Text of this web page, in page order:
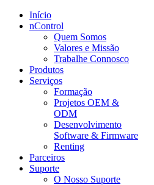
Início
nControl
Quem Somos
Valores e Missão
Trabalhe Connosco
Produtos
Serviços
Formação
Projetos OEM &
ODM
Desenvolvimento
Software & Firmware
Renting
Parceiros
Suporte
O Nosso Suporte